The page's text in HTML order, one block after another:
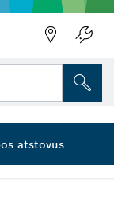
PZ-PH su
antgalių
atstovus